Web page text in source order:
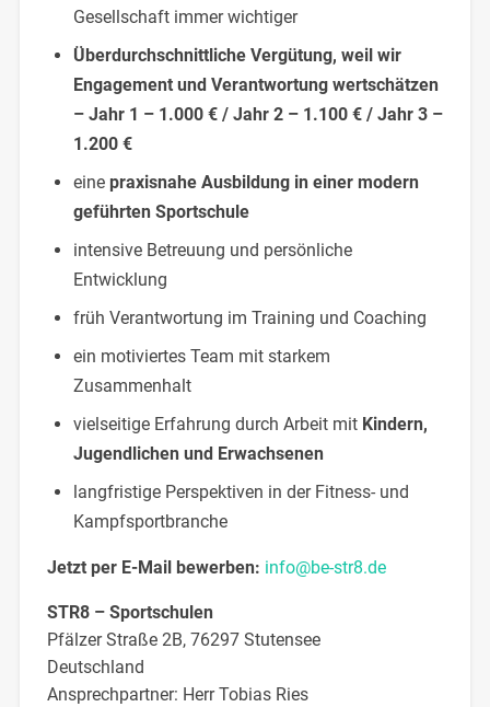
Gesellschaft immer wichtiger
Überdurchschnittliche Vergütung, weil wir
Engagement und Verantwortung wertschätzen
– Jahr 1 – 1.000 € / Jahr 2 – 1.100 € / Jahr 3 –
1.200 €
eine praxisnahe Ausbildung in einer modern
geführten Sportschule
intensive Betreuung und persönliche
Entwicklung
früh Verantwortung im Training und Coaching
ein motiviertes Team mit starkem
Zusammenhalt
vielseitige Erfahrung durch Arbeit mit Kindern,
Jugendlichen und Erwachsenen
langfristige Perspektiven in der Fitness- und
Kampfsportbranche
Jetzt per E-Mail bewerben: info@be-str8.de
STR8 – Sportschulen
Pfälzer Straße 2B, 76297 Stutensee
Deutschland
Ansprechpartner: Herr Tobias Ries